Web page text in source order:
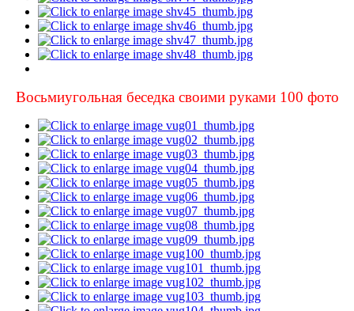
Восьмиугольная беседка своими руками 100 фото